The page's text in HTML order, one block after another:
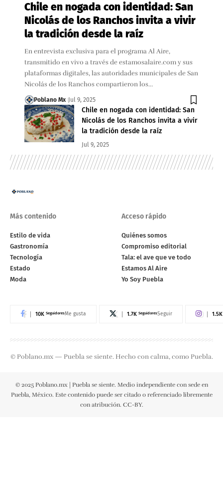
Chile en nogada con identidad: San
Nicolás de los Ranchos invita a vivir
la tradición desde la raíz
En entrevista exclusiva para el programa Al Aire,
transmitido en vivo a través de estamosalaire.com y sus
plataformas digitales, las autoridades municipales de San
Nicolás de los Ranchos compartieron los…
Poblano Mx Jul 9, 2025
Chile en nogada con identidad: San
Nicolás de los Ranchos invita a vivir
la tradición desde la raíz
Jul 9, 2025
Más contenido
Estilo de vida
Gastronomía
Tecnología
Estado
Moda
Acceso rápido
Quiénes somos
Compromiso editorial
Tala: el ave que ve todo
Estamos Al Aire
Yo Soy Puebla
10K SeguidoresMe gusta 1.7K SeguidoresSeguir 1.5K
© Poblano.mx — Puebla se siente. Hecho con calma, como Puebla.
© 2025 Poblano.mx | Puebla se siente. Medio independiente con sede en
Puebla, México. Este contenido puede ser citado o referenciado libremente
con atribución. CC-BY.